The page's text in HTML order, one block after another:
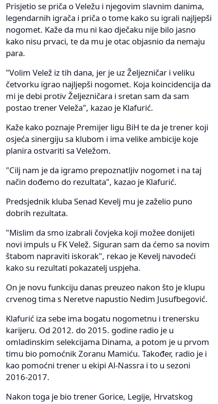
Prisjetio se priča o Veležu i njegovim slavnim danima,
legendarnih igrača i priča o tome kako su igrali najljepši
nogomet. Kaže da mu ni kao dječaku nije bilo jasno
kako nisu prvaci, te da mu je otac objasnio da nemaju
para.
"Volim Velež iz tih dana, jer je uz Željezničar i veliku
četvorku igrao najljepši nogomet. Koja koincidencija da
mi je debi protiv Željezničara i sretan sam da sam
postao trener Veleža", kazao je Klafurić.
Kaže kako poznaje Premijer ligu BiH te da je trener koji
osjeća sinergiju sa klubom i ima velike ambicije koje
planira ostvariti sa Veležom.
"Cilj nam je da igramo prepoznatljiv nogomet i na taj
način dođemo do rezultata", kazao je Klafurić.
Predsjednik kluba Senad Kevelj mu je zaželio puno
dobrih rezultata.
"Mislim da smo izabrali čovjeka koji možee donijeti
novi impuls u FK Velež. Siguran sam da ćemo sa novim
štabom napraviti iskorak", rekao je Kevelj navodeći
kako su rezultati pokazatelj uspjeha.
On je novu funkciju danas preuzeo nakon što je klupu
crvenog tima s Neretve napustio Nedim Jusufbegović.
Klafurić iza sebe ima bogatu nogometnu i trenersku
karijeru. Od 2012. do 2015. godine radio je u
omladinskim selekcijama Dinama, a potom je u prvom
timu bio pomoćnik Zoranu Mamiću. Također, radio je i
kao pomoćni trener u ekipi Al-Nassra i to u sezoni
2016-2017.
Nakon toga je bio trener Gorice, Legije, Hrvatskog